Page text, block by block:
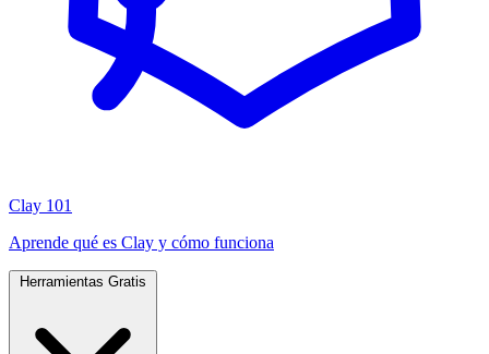
Clay 101
Aprende qué es Clay y cómo funciona